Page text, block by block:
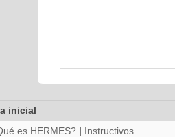
inicial
es HERMES? | Instructivos